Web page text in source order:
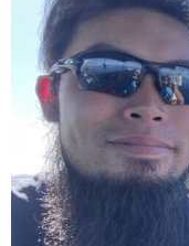
這是會喚醒童心
興趣：潛水、浮
特技：唱歌